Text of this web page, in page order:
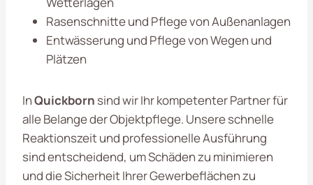
Rasenschnitte und Pflege von Außenanlagen
Entwässerung und Pflege von Wegen und
Plätzen
InQuickborn sind wir Ihr kompetenter Partner für
alle Belange der Objektpflege. Unsere schnelle
Reaktionszeit und professionelle Ausführung
sind entscheidend, um Schäden zu minimieren
und die Sicherheit Ihrer Gewerbeflächen zu